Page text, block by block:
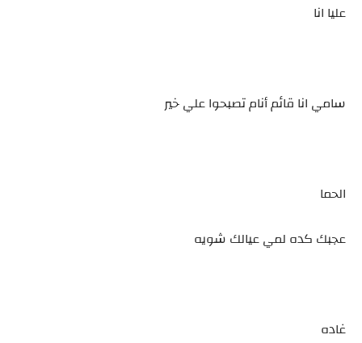
عليا انا
سامي انا قائم أنام تصبحوا علي خير
الحما
عجبك كده لمي عيالك شويه
غاده